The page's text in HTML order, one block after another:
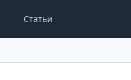
Статьи